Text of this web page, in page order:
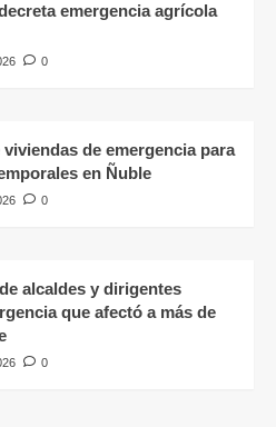
emergencia agrícola
0
de emergencia para
en Ñuble
0
alcaldes y dirigentes
que afectó a más de
0